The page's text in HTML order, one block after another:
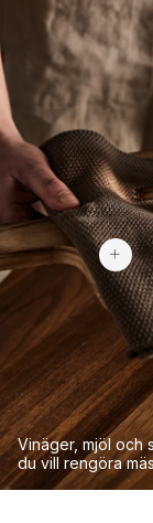
Vinäger, mjöl och
du vill rengöra